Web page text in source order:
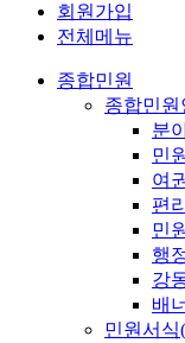
회원가입
전체메뉴
종합민원
종합민원
분
민
여
편
민
행
강
배
민원서